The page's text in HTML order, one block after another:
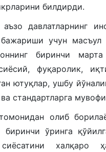
билдирди.
давлатларнинг
бажариши учун
биринчи
фуқаролик,
ютуқлар, ушбу
стандартларга
олиб
ўринга
халқаро